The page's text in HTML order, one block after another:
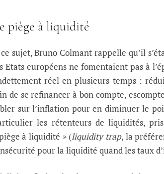
piège à liquidité
sujet, Bruno Colmant rappelle qu’il
Etats européens ne fomentaient pas à
réel en plusieurs temps :
de se refinancer à bon compte,
sur l’inflation pour en diminuer le
les rétenteurs de liquidités,
à liquidité » (liquidity trap, la
pour la liquidité quand les taux